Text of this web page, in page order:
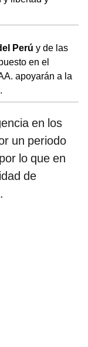
Perú y de las
en el
apoyarán a la
en los
un periodo
lo que en
de